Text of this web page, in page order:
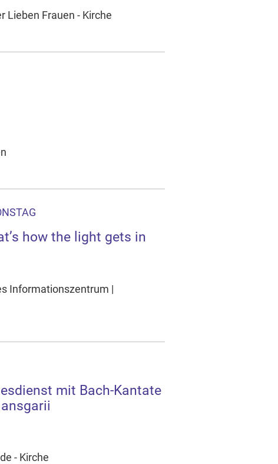
Lieben Frauen - Kirche
how the light gets in
Informationszentrum |
mit Bach-Kantate
- Kirche